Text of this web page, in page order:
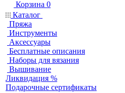
Корзина 0
Каталог
Пряжа
Инструменты
Аксессуары
Бесплатные описания
Наборы для вязания
Вышивание
Ликвидация %
Подарочные сертификаты